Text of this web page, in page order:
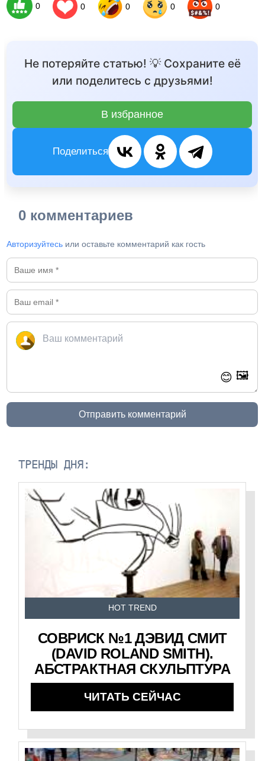
0 0 0 0 0
Не потеряйте статью! 💡 Сохраните её
или поделитесь с друзьями!
В избранное
Поделиться
0 комментариев
Авторизуйтесь или оставьте комментарий как гость
😊 🖼️
Отправить комментарий
ТРЕНДЫ ДНЯ:
HOT TREND
СОВРИСК №1 ДЭВИД СМИТ
(DAVID ROLAND SMITH).
АБСТРАКТНАЯ СКУЛЬПТУРА
ЧИТАТЬ СЕЙЧАС